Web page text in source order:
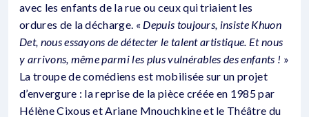
avec les enfants de la rue ou ceux qui triaient les
ordures de la décharge. « Depuis toujours, insiste Khuon
Det, nous essayons de détecter le talent artistique. Et nous
y arrivons, même parmi les plus vulnérables des enfants ! »
La troupe de comédiens est mobilisée sur un projet
d’envergure : la reprise de la pièce créée en 1985 par
Hélène Cixous et Ariane Mnouchkine et le Théâtre du